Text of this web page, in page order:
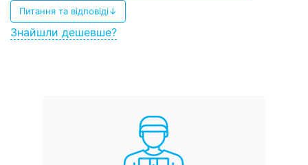
Питання та відповіді↓
Знайшли дешевше?